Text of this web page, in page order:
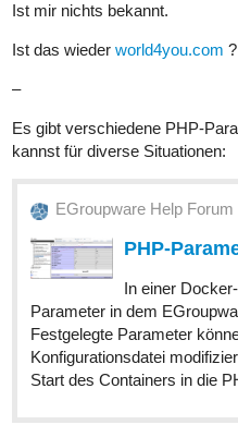
Ist mir nichts bekannt.
Ist das wieder world4you.com ?
–
Es gibt verschiedene PHP-
kannst für diverse Situationen:
EGroupware Help Forum
PHP-
In einer
Parameter in dem
Festgelegte Parameter
Konfigurationsdatei
Start des Containers in die